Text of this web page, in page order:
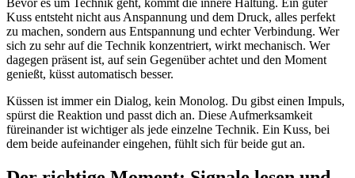
Bevor es um Technik geht, kommt die innere Haltung. Ein guter
Kuss entsteht nicht aus Anspannung und dem Druck, alles perfekt
zu machen, sondern aus Entspannung und echter Verbindung. Wer
sich zu sehr auf die Technik konzentriert, wirkt mechanisch. Wer
dagegen präsent ist, auf sein Gegenüber achtet und den Moment
genießt, küsst automatisch besser.
Küssen ist immer ein Dialog, kein Monolog. Du gibst einen Impuls,
spürst die Reaktion und passt dich an. Diese Aufmerksamkeit
füreinander ist wichtiger als jede einzelne Technik. Ein Kuss, bei
dem beide aufeinander eingehen, fühlt sich für beide gut an.